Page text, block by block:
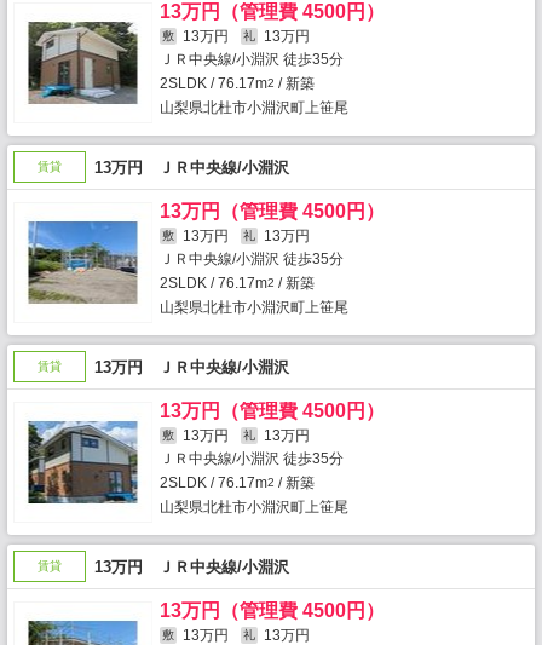
13万円（管理費 4500円）
敷 13万円 礼
13万円
ＪＲ中央線/小淵沢 徒歩35分
2SLDK / 76.17m2 / 新築
山梨県北杜市小淵沢町上笹尾
賃貸 13万円 ＪＲ中央線/小淵沢
13万円（管理費 4500円）
敷 13万円 礼
13万円
ＪＲ中央線/小淵沢 徒歩35分
2SLDK / 76.17m2 / 新築
山梨県北杜市小淵沢町上笹尾
賃貸 13万円 ＪＲ中央線/小淵沢
13万円（管理費 4500円）
敷 13万円 礼
13万円
ＪＲ中央線/小淵沢 徒歩35分
2SLDK / 76.17m2 / 新築
山梨県北杜市小淵沢町上笹尾
賃貸 13万円 ＪＲ中央線/小淵沢
13万円（管理費 4500円）
敷 13万円 礼
13万円